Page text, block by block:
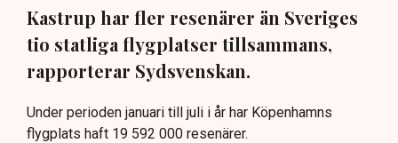
Kastrup har fler resenärer än Sveriges
tio statliga flygplatser tillsammans,
rapporterar Sydsvenskan.
Under perioden januari till juli i år har Köpenhamns
flygplats haft 19 592 000 resenärer.